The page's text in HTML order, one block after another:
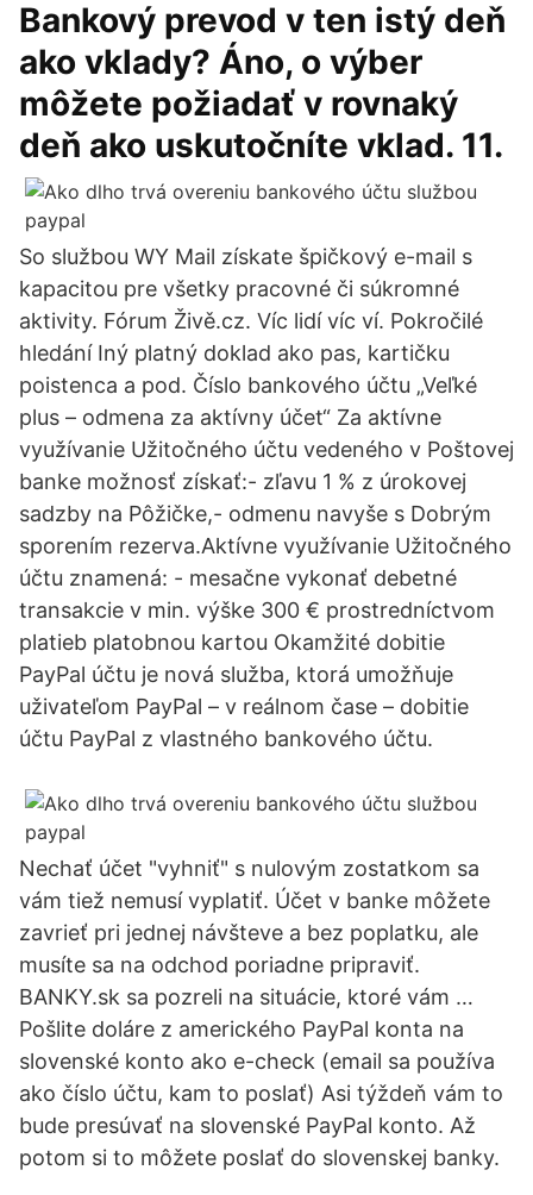
Bankový prevod v ten istý deň
ako vklady? Áno, o výber
môžete požiadať v rovnaký
deň ako uskutočníte vklad. 11.
So službou WY Mail získate špičkový e-mail s
kapacitou pre všetky pracovné či súkromné
aktivity. Fórum Živě.cz. Víc lidí víc ví. Pokročilé
hledání Iný platný doklad ako pas, kartičku
poistenca a pod. Číslo bankového účtu „Veľké
plus – odmena za aktívny účet“ Za aktívne
využívanie Užitočného účtu vedeného v Poštovej
banke možnosť získať:- zľavu 1 % z úrokovej
sadzby na Pôžičke,- odmenu navyše s Dobrým
sporením rezerva.Aktívne využívanie Užitočného
účtu znamená: - mesačne vykonať debetné
transakcie v min. výške 300 € prostredníctvom
platieb platobnou kartou Okamžité dobitie
PayPal účtu je nová služba, ktorá umožňuje
uživateľom PayPal – v reálnom čase – dobitie
účtu PayPal z vlastného bankového účtu.
Nechať účet "vyhniť" s nulovým zostatkom sa
vám tiež nemusí vyplatiť. Účet v banke môžete
zavrieť pri jednej návšteve a bez poplatku, ale
musíte sa na odchod poriadne pripraviť.
BANKY.sk sa pozreli na situácie, ktoré vám …
Pošlite doláre z amerického PayPal konta na
slovenské konto ako e-check (email sa používa
ako číslo účtu, kam to poslať) Asi týždeň vám to
bude presúvať na slovenské PayPal konto. Až
potom si to môžete poslať do slovenskej banky.